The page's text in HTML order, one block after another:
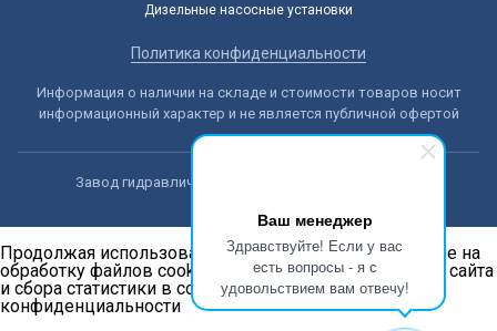
Ваш менеджер
Здравствуйте! Если у вас
есть вопросы - я с
удовольствием вам отвечу!
Дизельные насосные установки
Политика конфиденциальности
Информация о наличии на складе и стоимости товаров носит
информационный характер и не является публичной офертой
Завод гидравлических машин © 2014-2026, Астана
Продолжая использовать наш сайт, вы даёте согласие на
обработку файлов cookie в целях функционирования сайта
и сбора статистики в соответствии сполитикой
конфиденциальности